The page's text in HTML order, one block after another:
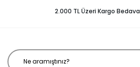
2.000 TL Üzeri Kargo Bedava